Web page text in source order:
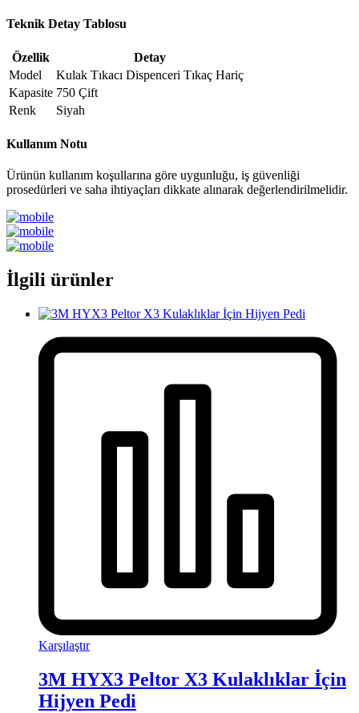
Teknik Detay Tablosu
Özellik
Detay
Model
Kulak Tıkacı Dispenceri Tıkaç Hariç
Kapasite 750 Çift
Renk
Siyah
Kullanım Notu
Ürünün kullanım koşullarına göre uygunluğu, iş güvenliği
prosedürleri ve saha ihtiyaçları dikkate alınarak değerlendirilmelidir.
İlgili ürünler
Karşılaştır
3M HYX3 Peltor X3 Kulaklıklar İçin
Hijyen Pedi